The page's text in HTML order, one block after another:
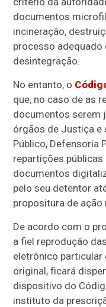
documentos
incineração,
processo adequado
desintegração.
No entanto, o
que, no caso de as
documentos serem
órgãos de Justiça e
Público, Defensoria
repartições
documentos
pelo seu detentor
propositura de ação
De acordo com o
a fiel reprodução
eletrônico particular
original, ficará
dispositivo do
instituto da